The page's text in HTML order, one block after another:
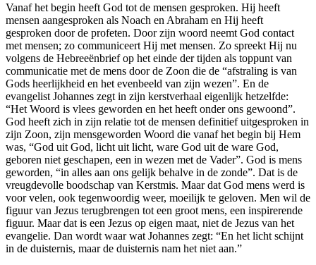
Vanaf het begin heeft God tot de mensen gesproken. Hij heeft
mensen aangesproken als Noach en Abraham en Hij heeft
gesproken door de profeten. Door zijn woord neemt God contact
met mensen; zo communiceert Hij met mensen. Zo spreekt Hij nu
volgens de Hebreeënbrief op het einde der tijden als toppunt van
communicatie met de mens door de Zoon die de “afstraling is van
Gods heerlijkheid en het evenbeeld van zijn wezen”. En de
evangelist Johannes zegt in zijn kerstverhaal eigenlijk hetzelfde:
“Het Woord is vlees geworden en het heeft onder ons gewoond”.
God heeft zich in zijn relatie tot de mensen definitief uitgesproken in
zijn Zoon, zijn mensgeworden Woord die vanaf het begin bij Hem
was, “God uit God, licht uit licht, ware God uit de ware God,
geboren niet geschapen, een in wezen met de Vader”. God is mens
geworden, “in alles aan ons gelijk behalve in de zonde”. Dat is de
vreugdevolle boodschap van Kerstmis. Maar dat God mens werd is
voor velen, ook tegenwoordig weer, moeilijk te geloven. Men wil de
figuur van Jezus terugbrengen tot een groot mens, een inspirerende
figuur. Maar dat is een Jezus op eigen maat, niet de Jezus van het
evangelie. Dan wordt waar wat Johannes zegt: “En het licht schijnt
in de duisternis, maar de duisternis nam het niet aan.”